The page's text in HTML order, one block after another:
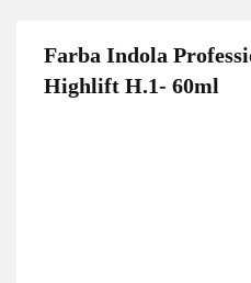
Farba Indola
Highlift H.1- 60ml